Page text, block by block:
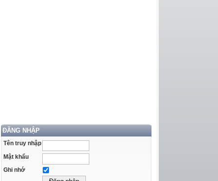
ĐĂNG NHẬP
Tên truy nhập
Mật khẩu
Ghi nhớ